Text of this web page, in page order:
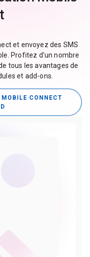
et envoyez des SMS
Profitez d'un nombre
tous les avantages de
et add-ons.
CONNECT